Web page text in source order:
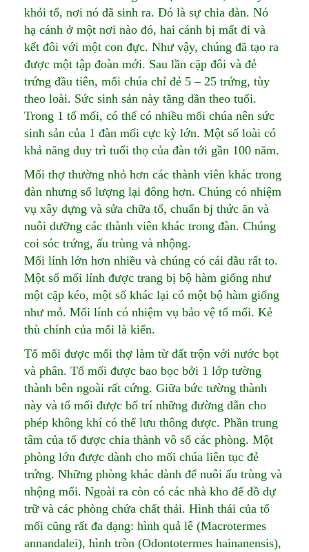
khỏi tổ, nơi nó đã sinh ra. Đó là sự chia đàn. Nó
hạ cánh ở một nơi nào đó, hai cánh bị mất đi và
kết đôi với một con đực. Như vậy, chúng đã tạo ra
được một tập đoàn mới. Sau lần cặp đôi và đẻ
trứng đầu tiên, mối chúa chỉ đẻ 5 – 25 trứng, tùy
theo loài. Sức sinh sản này tăng dần theo tuổi.
Trong 1 tổ mối, có thể có nhiều mối chúa nên sức
sinh sản của 1 đàn mối cực kỳ lớn. Một số loài có
khả năng duy trì tuổi thọ của đàn tới gần 100 năm.
Mối thợ thường nhỏ hơn các thành viên khác trong
đàn nhưng số lượng lại đông hơn. Chúng có nhiệm
vụ xây dựng và sửa chữa tổ, chuẩn bj thức ăn và
nuôi dưỡng các thành viên khác trong đàn. Chúng
coi sóc trứng, ấu trùng và nhộng.
Mối lính lớn hơn nhiều và chúng có cái đầu rất to.
Một số mối lính được trang bị bộ hàm giống như
một cặp kéo, một số khác lại có một bộ hàm giống
như mỏ. Mối lính có nhiệm vụ bảo vệ tổ mối. Kẻ
thù chính của mối là kiến.
Tổ mối được mối thợ làm từ đất trộn với nước bọt
và phân. Tổ mối được bao bọc bởi 1 lớp tường
thành bên ngoài rất cứng. Giữa bức tường thành
này và tổ mối được bố trí những đường dẫn cho
phép không khí có thể lưu thông được. Phần trung
tâm của tổ được chia thành vô số các phòng. Một
phòng lớn được dành cho mối chúa liên tục đẻ
trứng. Những phòng khác dành để nuôi ấu trùng và
nhộng mối. Ngoài ra còn có các nhà kho để đồ dự
trữ và các phòng chứa chất thải. Hình thái của tổ
mối cũng rất đa dạng: hình quả lê (Macrotermes
annandalei), hình tròn (Odontotermes hainanensis),